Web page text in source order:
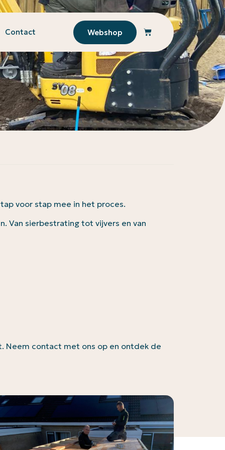
Contact Webshop
voor stap mee in het proces.
Van sierbestrating tot vijvers en van
Neem contact met ons op en ontdek de